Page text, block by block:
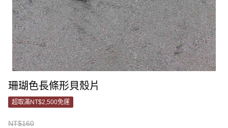
珊瑚色長條形貝殼片
超取滿NT$2,500免運
NT$160